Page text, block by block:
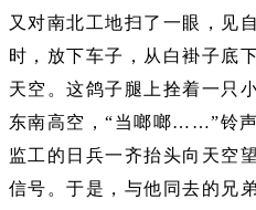
又对南北工地扫了一眼，见
时，放下车子，从白褂子底
天空。这鸽子腿上拴着一只
东南高空，“当啷啷……”铃
监工的日兵一齐抬头向天空
信号。于是，与他同去的兄